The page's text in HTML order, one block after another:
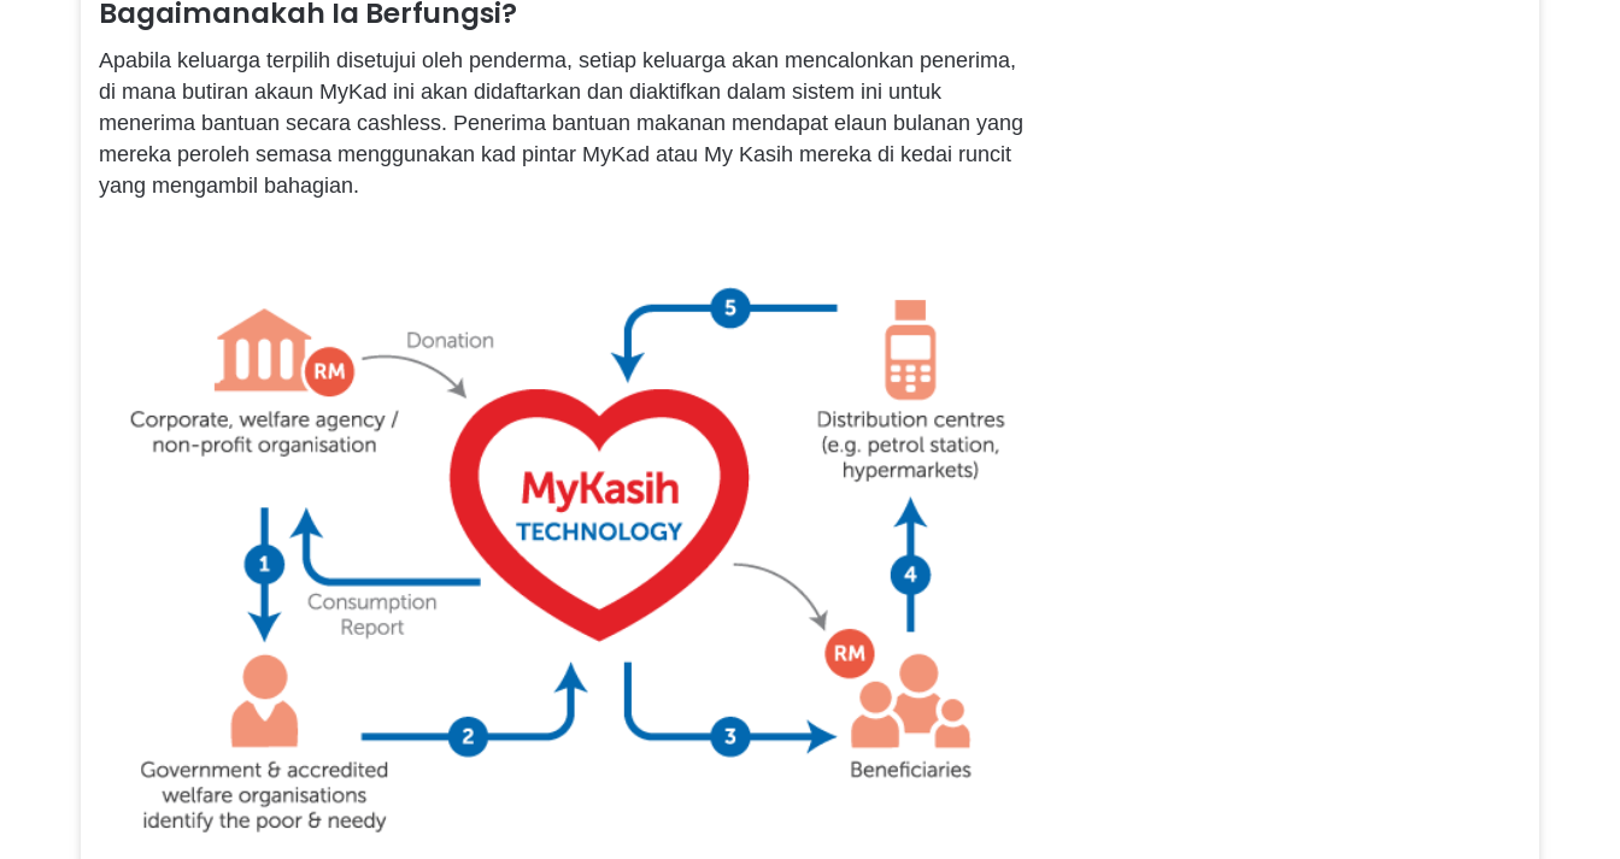
Bagaimanakah Ia Berfungsi?
Apabila keluarga terpilih disetujui oleh penderma, setiap keluarga akan mencalonkan penerima,
di mana butiran akaun MyKad ini akan didaftarkan dan diaktifkan dalam sistem ini untuk
menerima bantuan secara cashless. Penerima bantuan makanan mendapat elaun bulanan yang
mereka peroleh semasa menggunakan kad pintar MyKad atau My Kasih mereka di kedai runcit
yang mengambil bahagian.